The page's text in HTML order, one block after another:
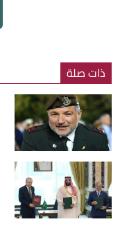
ذات صلة